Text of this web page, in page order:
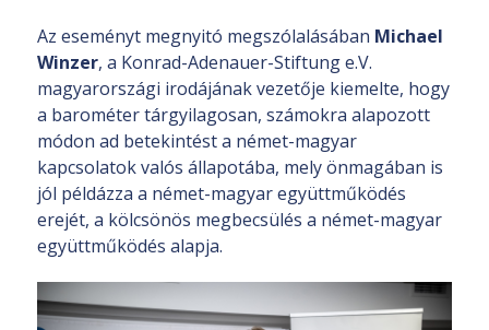
Az eseményt megnyitó megszólalásában Michael
Winzer, a Konrad-Adenauer-Stiftung e.V.
magyarországi irodájának vezetője kiemelte, hogy
a barométer tárgyilagosan, számokra alapozott
módon ad betekintést a német-magyar
kapcsolatok valós állapotába, mely önmagában is
jól példázza a német-magyar együttműködés
erejét, a kölcsönös megbecsülés a német-magyar
együttműködés alapja.